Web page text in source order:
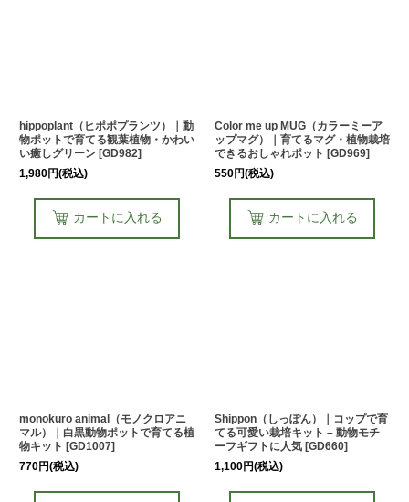
hippoplant（ヒポポプランツ）｜動
物ポットで育てる観葉植物・かわい
い癒しグリーン [GD982]
1,980円(税込)
カートに入れる
Color me up MUG（カラーミーア
ップマグ）｜育てるマグ・植物栽培
できるおしゃれポット [GD969]
550円(税込)
カートに入れる
monokuro animal（モノクロアニ
マル）｜白黒動物ポットで育てる植
物キット [GD1007]
770円(税込)
Shippon（しっぽん）｜コップで育
てる可愛い栽培キット – 動物モチ
ーフギフトに人気 [GD660]
1,100円(税込)